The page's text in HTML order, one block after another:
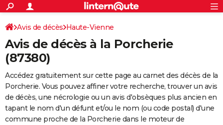
ACTUALITÉS
Politique
Société
Faits Divers
Education
Monde
Villes
+
SPORT
Coupe du monde 2026
Football
Tennis
Cyclisme
Rugby
Forum
FINANCE
Retraite
Impôts
Epargne
Immobilier
Risques naturels par ville
Banque
Assurance
Crédit
Essais
Réserver un essai
Citadines
Berlines
SUV
Forum auto
+
HIGH-TECH
S'inscrire
Connexion
Avis de décès Haute-Vienne
Avis de décès à la Porcherie
(87380)
Accédez gratuitement sur cette page au carnet des décès de la
Porcherie. Vous pouvez affiner votre recherche, trouver un avis
de décès, une nécrologie ou un avis d'obsèques plus ancien en
tapant le nom d'un défunt et/ou le nom (ou code postal) d'une
commune proche de la Porcherie dans le moteur de